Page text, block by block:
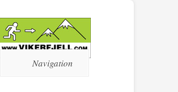
Navigation